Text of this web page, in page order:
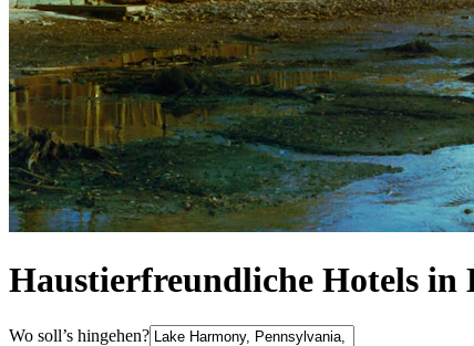
Haustierfreundliche Hotels in
Wo soll’s hingehen?